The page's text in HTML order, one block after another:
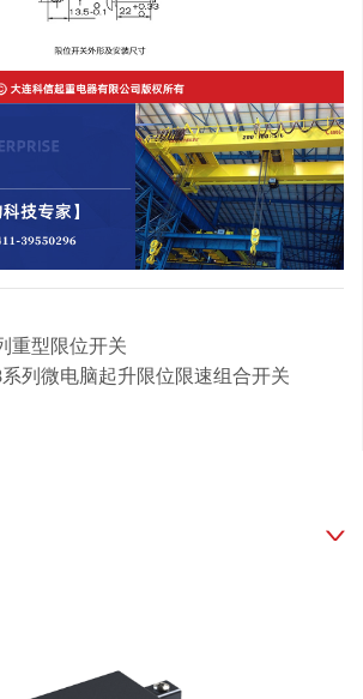
重型限位开关
系列微电脑起升限位限速组合开关